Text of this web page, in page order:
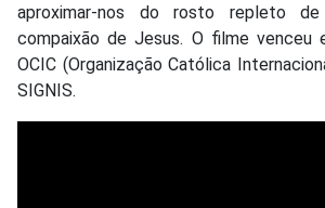
aproximar-nos do rosto repleto
compaixão de Jesus. O filme venceu
OCIC (Organização Católica
SIGNIS.